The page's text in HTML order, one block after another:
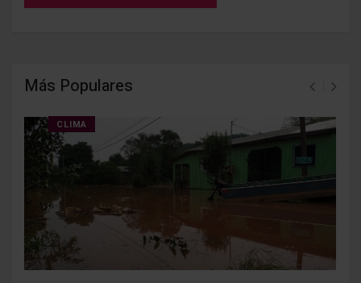
Más Populares
CLIMA